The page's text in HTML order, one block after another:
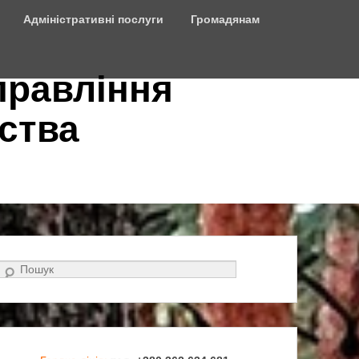
Адміністративні послуги Громадянам
Search